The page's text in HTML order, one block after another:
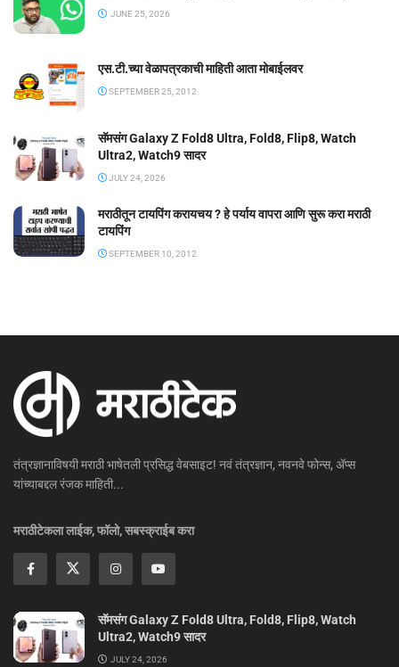
JUNE 25, 2026
एस.टी.च्या वेळापत्रकाची माहिती आता मोबाईलवर
SEPTEMBER 25, 2012
सॅमसंग Galaxy Z Fold8 Ultra, Fold8, Flip8, Watch
Ultra2, Watch9 सादर
JULY 24, 2026
मराठीतून टायपिंग करायचय ? हे पर्याय वापरा आणि सुरू करा मराठी
टायपिंग
SEPTEMBER 10, 2012
तंत्रज्ञानाविषयी मराठी भाषेतली प्रसिद्ध वेबसाइट! नवं तंत्रज्ञान, नवनवे फोन्स, ॲप्स
यांच्याबद्दल रंजक माहिती...
मराठीटेकला लाईक, फॉलो, सबस्क्राईब करा
सॅमसंग Galaxy Z Fold8 Ultra, Fold8, Flip8, Watch
Ultra2, Watch9 सादर
JULY 24, 2026